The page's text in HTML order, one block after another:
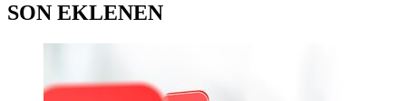
SON EKLENEN